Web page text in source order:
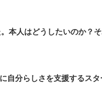
本人はどうしたいのか？
自分らしさを支援するス